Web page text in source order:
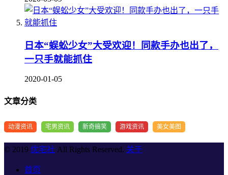
日本“蜈蚣少女”大受欢迎！同款手办也出了，
一只手就能抓住
2020-01-05
文章分类
动漫资讯 宅男资讯 新奇搞笑 游戏资讯 美女美图
© 2019 优宅社 All Rights Reserved. 关于
首页